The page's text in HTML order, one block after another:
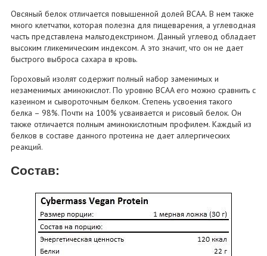
Овсяный белок отличается повышенной долей BCAA. В нем также
много клетчатки, которая полезна для пищеварения, а углеводная
часть представлена мальтодекстрином. Данный углевод обладает
высоким гликемическим индексом. А это значит, что он не дает
быстрого выброса сахара в кровь.
Гороховый изолят содержит полный набор заменимых и
незаменимых аминокислот. По уровню BCAA его можно сравнить с
казеином и сывороточным белком. Степень усвоения такого
белка – 98%. Почти на 100% усваивается и рисовый белок. Он
также отличается полным аминокислотным профилем. Каждый из
белков в составе данного протеина не дает аллергических
реакций.
Состав: